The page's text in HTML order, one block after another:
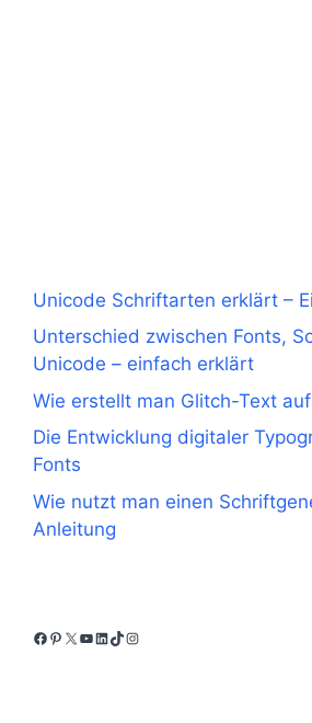
Unicode Schriftarten erklärt –
Unterschied zwischen Fonts,
Unicode – einfach erklärt
Wie erstellt man Glitch-Text auf
Die Entwicklung digitaler
Fonts
Wie nutzt man einen
Anleitung
Facebook
Pinterest
X YouTube
LinkedIn
TikTok
Instagram